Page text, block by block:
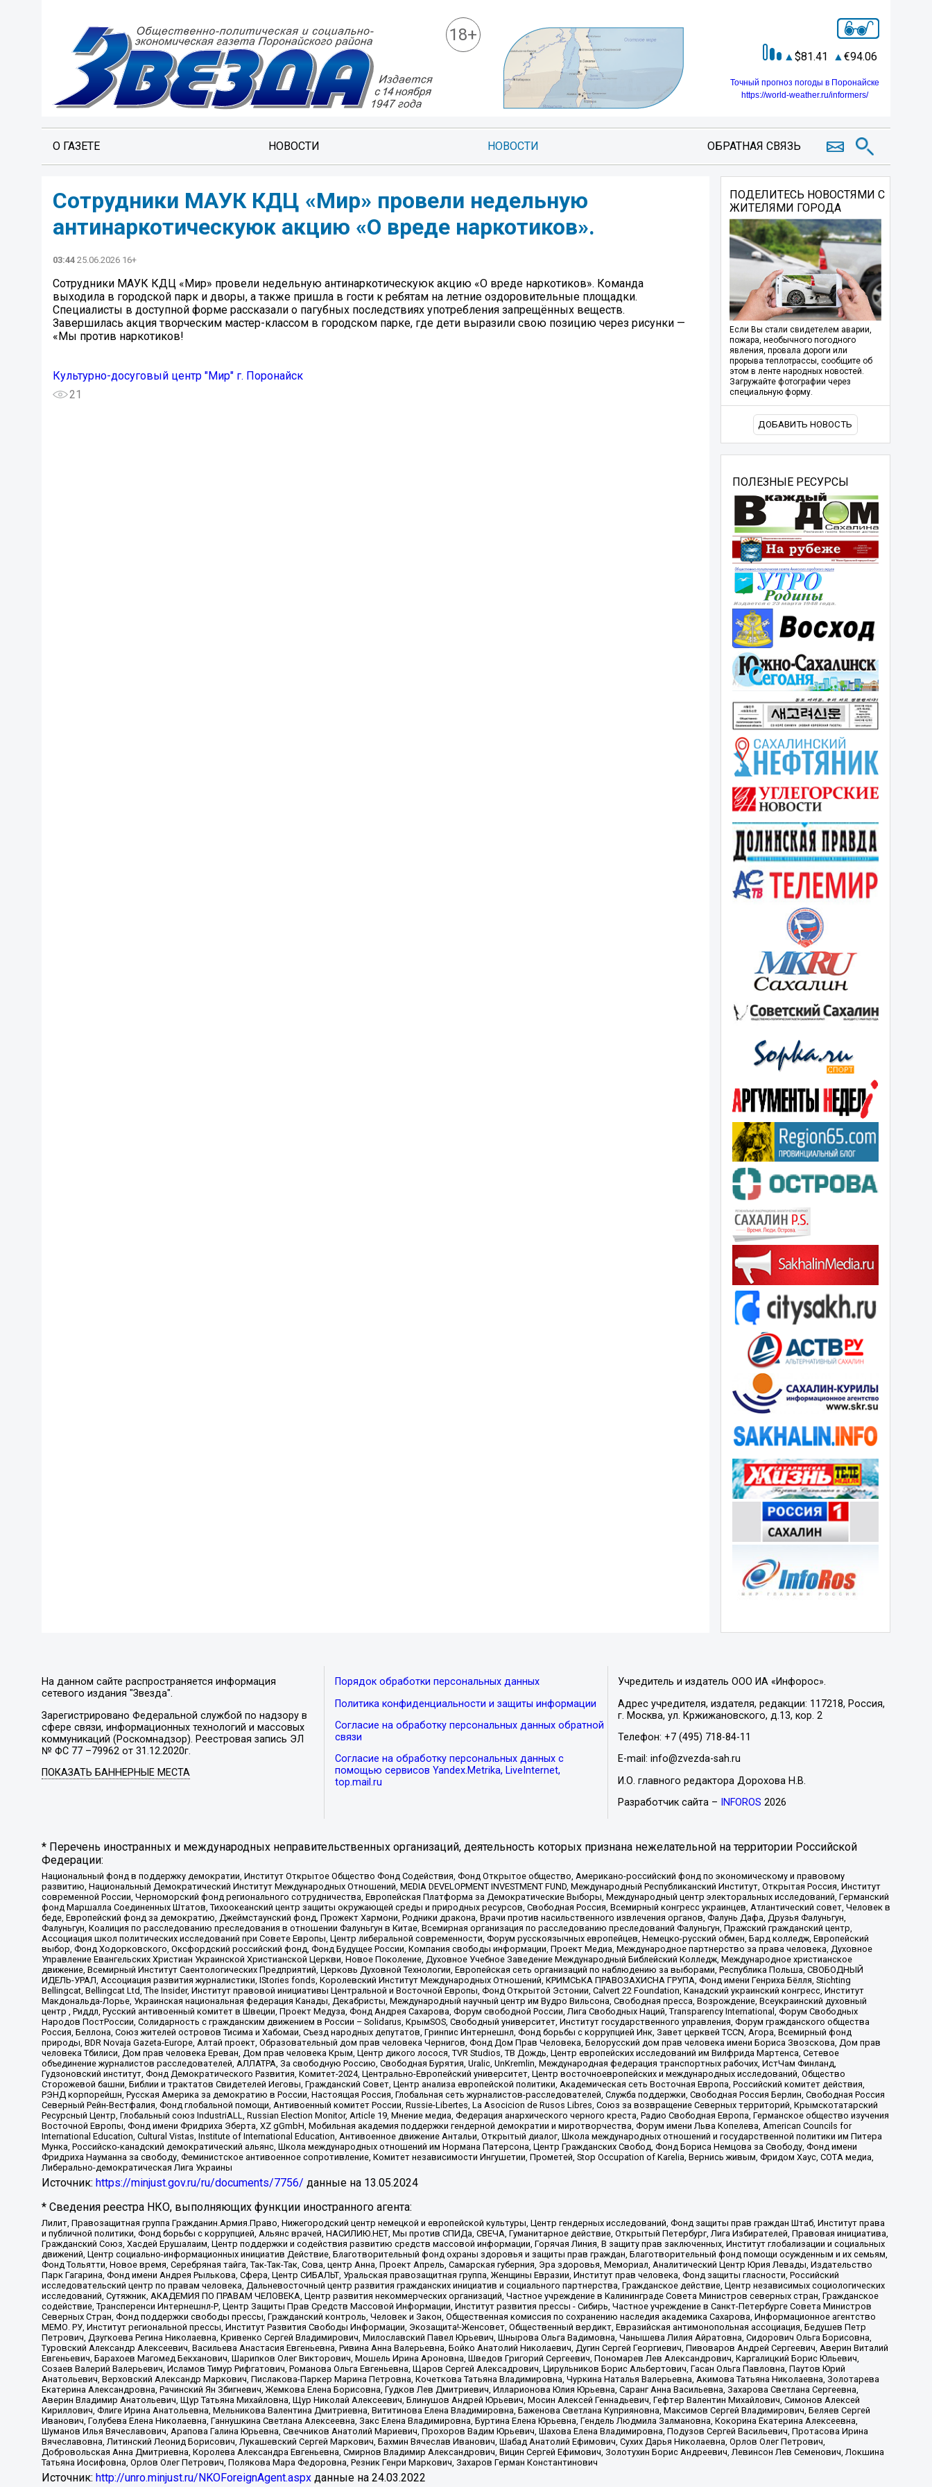
18+
81.41 94.06
Точный прогноз погоды в Поронайске
https://world-weather.ru/informers/
О ГАЗЕТЕ НОВОСТИ НОВОСТИ ОБРАТНАЯ СВЯЗЬ
Сотрудники МАУК КДЦ «Мир» провели недельную
антинаркотическуюк акцию «О вреде наркотиков».
03:44 25.06.2026 16+
Сотрудники МАУК КДЦ «Мир» провели недельную антинаркотическуюк акцию «О вреде наркотиков». Команда
выходила в городской парк и дворы, а также пришла в гости к ребятам на летние оздоровительные площадки.
Специалисты в доступной форме рассказали о пагубных последствиях употребления запрещённых веществ.
Завершилась акция творческим мастер-классом в городском парке, где дети выразили свою позицию через рисунки —
«Мы против наркотиков!
Культурно-досуговый центр "Мир" г. Поронайск
21
ПОДЕЛИТЕСЬ НОВОСТЯМИ С
ЖИТЕЛЯМИ ГОРОДА
Если Вы стали свидетелем аварии,
пожара, необычного погодного
явления, провала дороги или
прорыва теплотрассы, сообщите об
этом в ленте народных новостей.
Загружайте фотографии через
специальную форму.
ДОБАВИТЬ НОВОСТЬ
ПОЛЕЗНЫЕ РЕСУРСЫ
На данном сайте распространяется информация
сетевого издания "Звезда".
Зарегистрировано Федеральной службой по надзору в
сфере связи, информационных технологий и массовых
коммуникаций (Роскомнадзор). Реестровая запись ЭЛ
№ ФС 77 –79962 от 31.12.2020г.
ПОКАЗАТЬ БАННЕРНЫЕ МЕСТА
Порядок обработки персональных данных
Политика конфиденциальности и защиты информации
Согласие на обработку персональных данных обратной
связи
Согласие на обработку персональных данных с
помощью сервисов Yandex.Metrika, LiveInternet,
top.mail.ru
Учредитель и издатель ООО ИА «Инфорос».
Адрес учредителя, издателя, редакции: 117218, Россия,
г. Москва, ул. Кржижановского, д.13, кор. 2
Телефон: +7 (495) 718-84-11
E-mail: info@zvezda-sah.ru
И.О. главного редактора Дорохова Н.В.
Разработчик сайта –
INFOROS 2026
* Перечень иностранных и международных неправительственных организаций, деятельность которых признана нежелательной на территории Российской
Федерации:
Национальный фонд в поддержку демократии, Институт Открытое Общество Фонд Содействия, Фонд Открытое общество, Американо-российский фонд по экономическому и правовому
развитию, Национальный Демократический Институт Международных Отношений, MEDIA DEVELOPMENT INVESTMENT FUND, Международный Республиканский Институт, Открытая Россия, Институт
современной России, Черноморский фонд регионального сотрудничества, Европейская Платформа за Демократические Выборы, Международный центр электоральных исследований, Германский
фонд Маршалла Соединенных Штатов, Тихоокеанский центр защиты окружающей среды и природных ресурсов, Свободная Россия, Всемирный конгресс украинцев, Атлантический совет, Человек в
беде, Европейский фонд за демократию, Джеймстаунский фонд, Прожект Хармони, Родники дракона, Врачи против насильственного извлечения органов, Фалунь Дафа, Друзья Фалуньгун,
Фалуньгун, Коалиция по расследованию преследования в отношении Фалуньгун в Китае, Всемирная организация по расследованию преследований Фалуньгун, Пражский гражданский центр,
Ассоциация школ политических исследований при Совете Европы, Центр либеральной современности, Форум русскоязычных европейцев, Немецко-русский обмен, Бард колледж, Европейский
выбор, Фонд Ходорковского, Оксфордский российский фонд, Фонд Будущее России, Компания свободы информации, Проект Медиа, Международное партнерство за права человека, Духовное
Управление Евангельских Христиан Украинской Христианской Церкви, Новое Поколение, Духовное Учебное Заведение Международный Библейский Колледж, Международное христианское
движение, Всемирный Институт Саентологических Предприятий, Церковь Духовной Технологии, Европейская сеть организаций по наблюдению за выборами, Республика Польша, СВОБОДНЫЙ
ИДЕЛЬ-УРАЛ, Ассоциация развития журналистики, IStories fonds, Королевский Институт Международных Отношений, КРИМСЬКА ПРАВОЗАХИСНА ГРУПА, Фонд имени Генриха Бёлля, Stichting
Bellingcat, Bellingcat Ltd, The Insider, Институт правовой инициативы Центральной и Восточной Европы, Фонд Открытой Эстонии, Calvert 22 Foundation, Канадский украинский конгресс, Институт
Макдональда-Лорье, Украинская национальная федерация Канады, Декабристы, Международный научный центр им Вудро Вильсона, Свободная пресса, Возрождение, Всеукраинский духовный
центр , Риддл, Русский антивоенный комитет в Швеции, Проект Медуза, Фонд Андрея Сахарова, Форум свободной России, Лига Свободных Наций, Transparеncy International, Форум Свободных
Народов ПостРоссии, Солидарность с гражданским движением в России – Solidarus, КрымSOS, Свободный университет, Институт государственного управления, Форум гражданского общества
Россия, Беллона, Союз жителей островов Тисима и Хабомаи, Съезд народных депутатов, Гринпис Интернешнл, Фонд борьбы с коррупцией Инк, Завет церквей TCCN, Агора, Всемирный фонд
природы, BDR Novaja Gazeta-Europe, Алтай проект, Образовательный дом прав человека Чернигов, Фонд Дом Прав Человека, Белорусский дом прав человека имени Бориса Звозскова, Дом прав
человека Тбилиси, Дом прав человека Ереван, Дом прав человека Крым, Центр дикого лосося, TVR Studios, ТВ Дождь, Центр европейских исследований им Вилфрида Мартенса, Сетевое
объединение журналистов расследователей, АЛЛАТРА, За свободную Россию, Свободная Бурятия, Uralic, UnKremlin, Международная федерация транспортных рабочих, ИстЧам Финланд,
Гудзоновский институт, Фонд Демократического Развития, Комитет-2024, Центрально-Европейский университет, Центр восточноевропейских и международных исследований, Общество
Сторожевой башни, Библии и трактатов Свидетелей Иеговы, Гражданский Совет, Центр анализа европейской политики, Академическая сеть Восточная Европа, Российский комитет действия,
РЭНД корпорейшн, Русская Америка за демократию в России, Настоящая Россия, Глобальная сеть журналистов-расследователей, Служба поддержки, Свободная Россия Берлин, Свободная Россия
Северный Рейн-Вестфалия, Фонд глобальной помощи, Антивоенный комитет России, Russie-Libertes, La Asocicion de Rusos Libres, Союз за возвращение Северных территорий, Крымскотатарский
Ресурсный Центр, Глобальный союз IndustriALL, Russian Election Monitor, Article 19, Мнение медиа, Федерация анархического черного креста, Радио Свободная Европа, Германское общество изучения
Восточной Европы, Фонд имени Фридриха Эберта, XZ gGmbH, Мобильная академия поддержки гендерной демократии и миротворчества, Форум имени Льва Копелева, American Councils for
International Education, Cultural Vistas, Institute of International Education, Антивоенное движение Антальи, Открытый диалог, Школа международных отношений и государственной политики им Питера
Мунка, Российско-канадский демократический альянс, Школа международных отношений им Нормана Патерсона, Центр Гражданских Свобод, Фонд Бориса Немцова за Свободу, Фонд имени
Фридриха Науманна за свободу, Феминистское антивоенное сопротивление, Комитет независимости Ингушетии, Прометей, Stop Occupation of Karelia, Вернись живым, Фридом Хаус, СОТА медиа,
Либерально-демократическая Лига Украины
Источник: https://minjust.gov.ru/ru/documents/7756/ данные на 13.05.2024
* Сведения реестра НКО, выполняющих функции иностранного агента:
Лилит, Правозащитная группа Гражданин.Армия.Право, Нижегородский центр немецкой и европейской культуры, Центр гендерных исследований, Фонд защиты прав граждан Штаб, Институт права
и публичной политики, Фонд борьбы с коррупцией, Альянс врачей, НАСИЛИЮ.НЕТ, Мы против СПИДа, СВЕЧА, Гуманитарное действие, Открытый Петербург, Лига Избирателей, Правовая инициатива,
Гражданский Союз, Хасдей Ерушалаим, Центр поддержки и содействия развитию средств массовой информации, Горячая Линия, В защиту прав заключенных, Институт глобализации и социальных
движений, Центр социально-информационных инициатив Действие, Благотворительный фонд охраны здоровья и защиты прав граждан, Благотворительный фонд помощи осужденным и их семьям,
Фонд Тольятти, Новое время, Серебряная тайга, Так-Так-Так, Сова, центр Анна, Проект Апрель, Самарская губерния, Эра здоровья, Мемориал, Аналитический Центр Юрия Левады, Издательство
Парк Гагарина, Фонд имени Андрея Рылькова, Сфера, Центр СИБАЛЬТ, Уральская правозащитная группа, Женщины Евразии, Институт прав человека, Фонд защиты гласности, Российский
исследовательский центр по правам человека, Дальневосточный центр развития гражданских инициатив и социального партнерства, Гражданское действие, Центр независимых социологических
исследований, Сутяжник, АКАДЕМИЯ ПО ПРАВАМ ЧЕЛОВЕКА, Центр развития некоммерческих организаций, Частное учреждение в Калининграде Совета Министров северных стран, Гражданское
содействие, Трансперенси Интернешнл-Р, Центр Защиты Прав Средств Массовой Информации, Институт развития прессы - Сибирь, Частное учреждение в Санкт-Петербурге Совета Министров
Северных Стран, Фонд поддержки свободы прессы, Гражданский контроль, Человек и Закон, Общественная комиссия по сохранению наследия академика Сахарова, Информационное агентство
МЕМО. РУ, Институт региональной прессы, Институт Развития Свободы Информации, Экозащита!-Женсовет, Общественный вердикт, Евразийская антимонопольная ассоциация, Бедушев Петр
Петрович, Дзугкоева Регина Николаевна, Кривенко Сергей Владимирович, Милославский Павел Юрьевич, Шнырова Ольга Вадимовна, Чанышева Лилия Айратовна, Сидорович Ольга Борисовна,
Туровский Александр Алексеевич, Васильева Анастасия Евгеньевна, Ривина Анна Валерьевна, Бойко Анатолий Николаевич, Дугин Сергей Георгиевич, Пивоваров Андрей Сергеевич, Аверин Виталий
Евгеньевич, Барахоев Магомед Бекханович, Шарипков Олег Викторович, Мошель Ирина Ароновна, Шведов Григорий Сергеевич, Пономарев Лев Александрович, Каргалицкий Борис Юльевич,
Созаев Валерий Валерьевич, Исламов Тимур Рифгатович, Романова Ольга Евгеньевна, Щаров Сергей Алексадрович, Цирульников Борис Альбертович, Гасан Ольга Павловна, Паутов Юрий
Анатольевич, Верховский Александр Маркович, Пислакова-Паркер Марина Петровна, Кочеткова Татьяна Владимировна, Чуркина Наталья Валерьевна, Акимова Татьяна Николаевна, Золотарева
Екатерина Александровна, Рачинский Ян Збигневич, Жемкова Елена Борисовна, Гудков Лев Дмитриевич, Илларионова Юлия Юрьевна, Саранг Анна Васильевна, Захарова Светлана Сергеевна,
Аверин Владимир Анатольевич, Щур Татьяна Михайловна, Щур Николай Алексеевич, Блинушов Андрей Юрьевич, Мосин Алексей Геннадьевич, Гефтер Валентин Михайлович, Симонов Алексей
Кириллович, Флиге Ирина Анатольевна, Мельникова Валентина Дмитриевна, Вититинова Елена Владимировна, Баженова Светлана Куприяновна, Максимов Сергей Владимирович, Беляев Сергей
Иванович, Голубева Елена Николаевна, Ганнушкина Светлана Алексеевна, Закс Елена Владимировна, Буртина Елена Юрьевна, Гендель Людмила Залмановна, Кокорина Екатерина Алексеевна,
Шуманов Илья Вячеславович, Арапова Галина Юрьевна, Свечников Анатолий Мариевич, Прохоров Вадим Юрьевич, Шахова Елена Владимировна, Подузов Сергей Васильевич, Протасова Ирина
Вячеславовна, Литинский Леонид Борисович, Лукашевский Сергей Маркович, Бахмин Вячеслав Иванович, Шабад Анатолий Ефимович, Сухих Дарья Николаевна, Орлов Олег Петрович,
Добровольская Анна Дмитриевна, Королева Александра Евгеньевна, Смирнов Владимир Александрович, Вицин Сергей Ефимович, Золотухин Борис Андреевич, Левинсон Лев Семенович, Локшина
Татьяна Иосифовна, Орлов Олег Петрович, Полякова Мара Федоровна, Резник Генри Маркович, Захаров Герман Константинович
Источник: http://unro.minjust.ru/NKOForeignAgent.aspx данные на 24.03.2022